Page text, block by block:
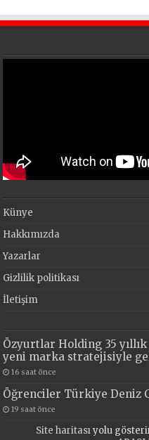
Künye
Hakkımızda
Yazarlar
Gizlilik politikası
İletişim
Özyurtlar Holding 35
yeni marka stratejisiyle
16 saat önce
Öğrenciler Türkiye Deniz
19 saat önce
Site haritasıyolu